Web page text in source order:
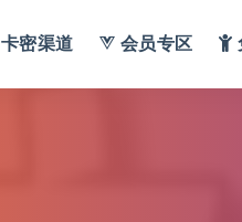
卡密渠道 会员专区